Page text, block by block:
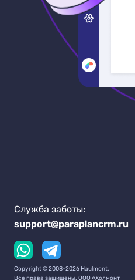
Служба заботы:
support@paraplancrm.ru
Copyright © 2008-2026 Haulmont.
Все права защищены. ООО «Холмонт